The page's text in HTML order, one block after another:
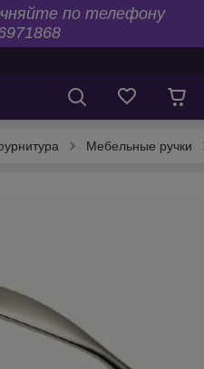
по телефону
Мебельные ручки